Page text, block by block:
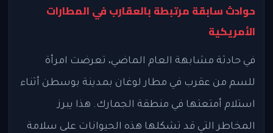
حوادث سابقة مرتبطة بالعقارب في المطارات
الأمريكية
في حادثة مشابهة العام الماضي، تعرضت امرأة
للسم من عقرب في مطار لوغان بمدينة بوسطن أثناء
استلام أمتعتها في منطقة الجمارك. هذا يبرز
المخاطر التي قد تشكلها هذه الحيوانات على سلامة